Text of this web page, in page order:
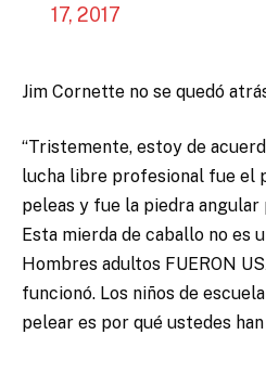
17, 2017
Jim Cornette no se quedó
“Tristemente, estoy de
lucha libre profesional fue el
peleas y fue la piedra
Esta mierda de caballo no es
Hombres adultos FUERON
funcionó. Los niños de
pelear es por qué ustedes